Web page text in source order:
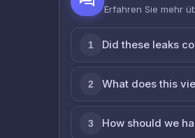
Erfahren Sie mehr
1 Did these leaks
2 What does this
3 How should we